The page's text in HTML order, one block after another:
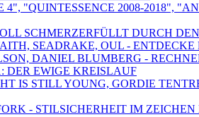
"QUINTESSENCE 2008-2018",
SCHMERZERFÜLLT DURCH
SEADRAKE, OUL -
DANIEL BLUMBERG -
DER EWIGE KREISLAUF
IS STILL YOUNG, GORDIE
- STILSICHERHEIT IM ZEICHEN